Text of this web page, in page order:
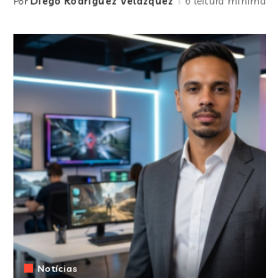
Posted
Notícias